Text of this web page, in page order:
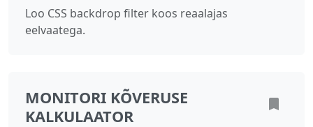
Loo CSS backdrop filter koos reaalajas
eelvaatega.
MONITORI KÕVERUSE
KALKULAATOR